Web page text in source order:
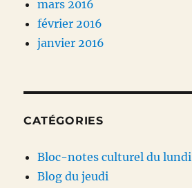
mars 2016
février 2016
janvier 2016
CATÉGORIES
Bloc-notes culturel du lundi
Blog du jeudi